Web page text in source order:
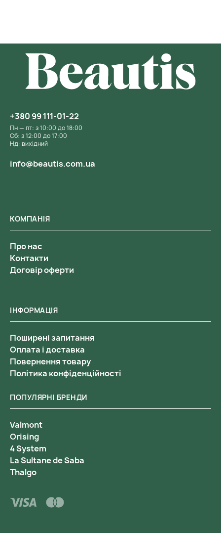
ІНФОРМАЦІЯ
Поширені запитання
Оплата і доставка
Повернення товару
Політика конфіденційності
КОМПАНІЯ
Про нас
Контакти
Договір оферти
ПОПУЛЯРНІ БРЕНДИ
Valmont
Orising
4 System
La Sultane de Saba
Thalgo
+380 99 111-01-22
Пн — пт: з 10:00 до 18:00
Сб: з 12:00 до 17:00
Нд: вихідний
info@beautis.com.ua